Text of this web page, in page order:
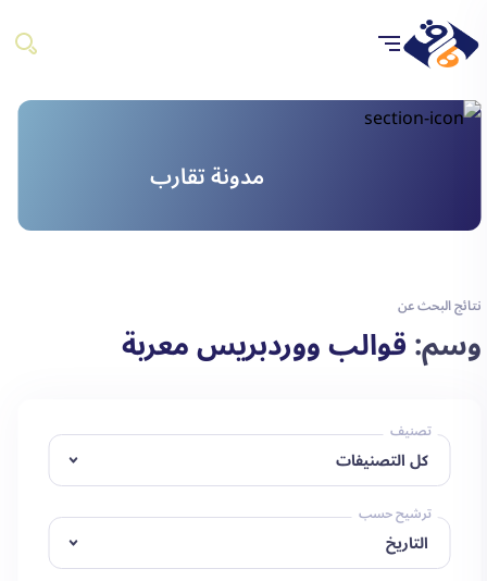
مدونة تقارب
نتائج البحث عن
وسم:قوالب ووردبريس معربة
تصنيف
ترشيح حسب